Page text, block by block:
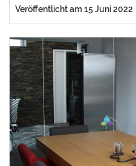
Veröffentlicht am 15 Juni 2022